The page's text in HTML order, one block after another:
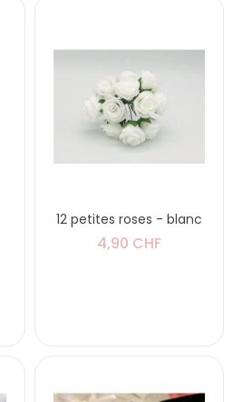
12 petites roses - blanc
4,90 CHF